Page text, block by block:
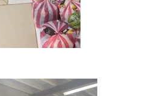
Vaca Mecánica
Villas Pesqueras